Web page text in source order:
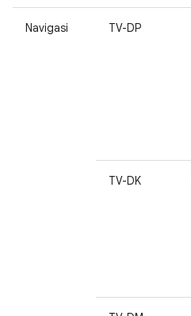
Navigasi TV-DP
TV-DK